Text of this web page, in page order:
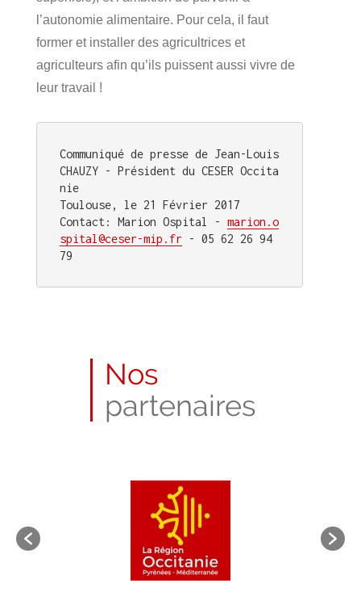
l’autonomie alimentaire. Pour cela, il faut
former et installer des agricultrices et
agriculteurs afin qu’ils puissent aussi vivre de
leur travail !
Communiqué de presse de Jean-Louis
CHAUZY - Président du CESER Occita
nie
Toulouse, le 21 Février 2017
Contact: Marion Ospital - marion.o
spital@ceser-mip.fr - 05 62 26 94
79
Nos
partenaires